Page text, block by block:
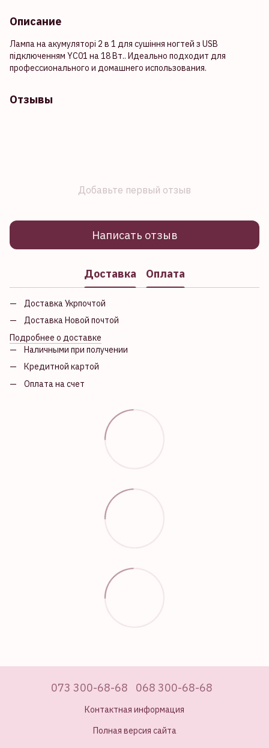
Описание
Лампа на акумуляторі 2 в 1 для сушіння ногтей з USB
підключенням YC01 на 18 Вт.. Идеально подходит для
профессионального и домашнего использования.
Отзывы
Добавьте первый отзыв
Написать отзыв
Доставка Оплата
Доставка Укрпочтой
Доставка Новой почтой
Подробнее о доставке
Наличными при получении
Кредитной картой
Оплата на счет
073 300-68-68 068 300-68-68
Контактная информация
Полная версия сайта